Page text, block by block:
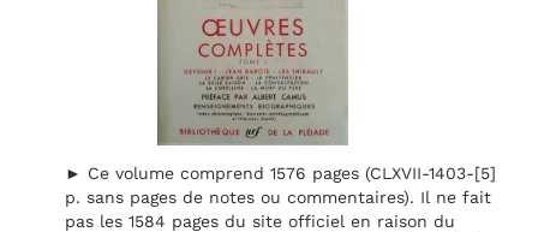
► Ce volume comprend 1576 pages (CLXVII-1403-[5]
p. sans pages de notes ou commentaires). Il ne fait
pas les 1584 pages du site officiel en raison du